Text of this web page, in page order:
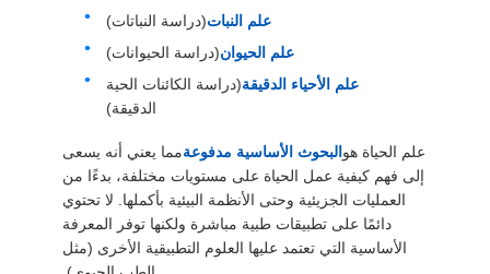
سياسة
الخصوصية
علم النبات(دراسة النباتات)
علم الحيوان(دراسة الحيوانات)
علم الأحياء الدقيقة(دراسة الكائنات الحية
الدقيقة)
علم الحياة هو البحوث الأساسية مدفوعةمما يعني أنه يسعى
إلى فهم كيفية عمل الحياة على مستويات مختلفة، بدءًا من
العمليات الجزيئية وحتى الأنظمة البيئية بأكملها. لا تحتوي
دائمًا على تطبيقات طبية مباشرة ولكنها توفر المعرفة
الأساسية التي تعتمد عليها العلوم التطبيقية الأخرى (مثل